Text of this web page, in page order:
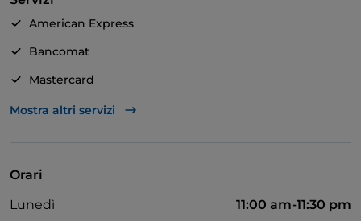
American Express
Bancomat
Mastercard
TheFork PAY
Mostra altri servizi
Orari
Lunedì
11:00 am-11:30 pm